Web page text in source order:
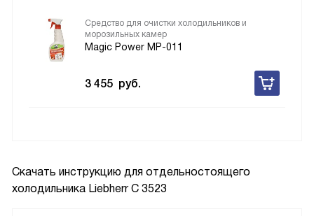
Скачать инструкцию для отдельностоящего
холодильника Liebherr C 3523
Средство для очистки холодильников и
морозильных камер
Magic Power MP-011
3 455 руб.